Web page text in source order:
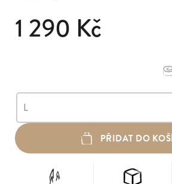
1 290 Kč
PŘIDAT DO